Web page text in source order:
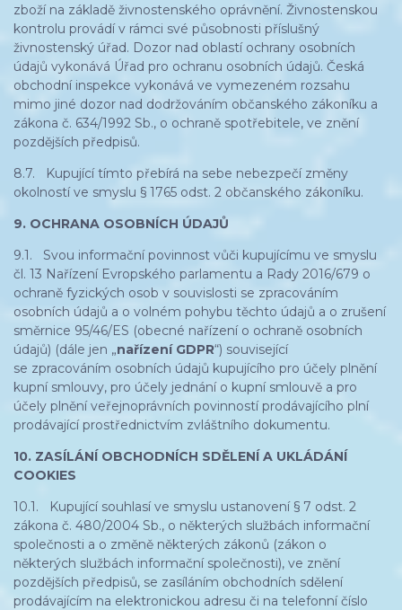
zboží na základě živnostenského oprávnění. Živnostenskou
kontrolu provádí v rámci své působnosti příslušný
živnostenský úřad. Dozor nad oblastí ochrany osobních
údajů vykonává Úřad pro ochranu osobních údajů. Česká
obchodní inspekce vykonává ve vymezeném rozsahu
mimo jiné dozor nad dodržováním občanského zákoníku a
zákona č. 634/1992 Sb., o ochraně spotřebitele, ve znění
pozdějších předpisů.
8.7. Kupující tímto přebírá na sebe nebezpečí změny
okolností ve smyslu § 1765 odst. 2 občanského zákoníku.
9. OCHRANA OSOBNÍCH ÚDAJŮ
9.1. Svou informační povinnost vůči kupujícímu ve smyslu
čl. 13 Nařízení Evropského parlamentu a Rady 2016/679 o
ochraně fyzických osob v souvislosti se zpracováním
osobních údajů a o volném pohybu těchto údajů a o zrušení
směrnice 95/46/ES (obecné nařízení o ochraně osobních
údajů) (dále jen „nařízení GDPR“) související
se zpracováním osobních údajů kupujícího pro účely plnění
kupní smlouvy, pro účely jednání o kupní smlouvě a pro
účely plnění veřejnoprávních povinností prodávajícího plní
prodávající prostřednictvím zvláštního dokumentu.
10. ZASÍLÁNÍ OBCHODNÍCH SDĚLENÍ A UKLÁDÁNÍ
COOKIES
10.1. Kupující souhlasí ve smyslu ustanovení § 7 odst. 2
zákona č. 480/2004 Sb., o některých službách informační
společnosti a o změně některých zákonů (zákon o
některých službách informační společnosti), ve znění
pozdějších předpisů, se zasíláním obchodních sdělení
prodávajícím na elektronickou adresu či na telefonní číslo